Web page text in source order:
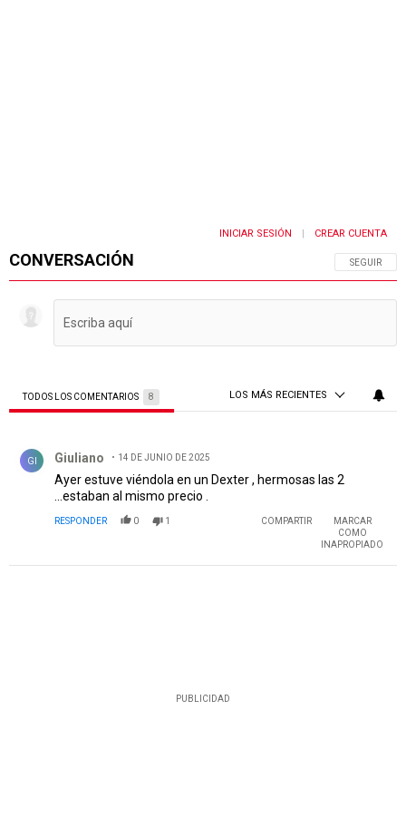
CONVERSACIÓN SIGA ESTA
SEGUIR
INICIAR SESIÓN CREAR CUENTA
TODOS LOS COMENTARIOS 8 LOS MÁS RECIENTES
GI Giuliano 14 DE JUNIO DE 2025
Ayer estuve viéndola en un Dexter , hermosas las 2
...estaban al mismo precio .
RESPONDER 0 1 COMPARTIR
MARCAR
COMO
INAPROPIADO
PUBLICIDAD